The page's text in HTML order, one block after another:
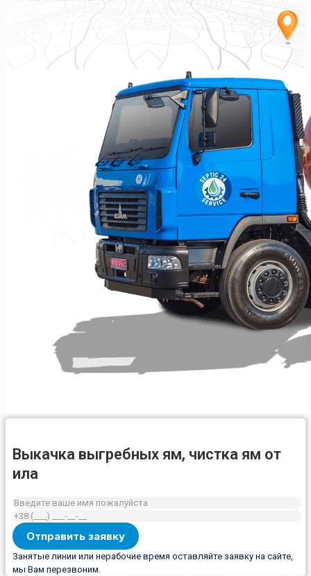
Выкачка выгребных ям, чистка ям от
ила
Занятые линии или нерабочие время оставляйте заявку на сайте,
мы Вам перезвоним.